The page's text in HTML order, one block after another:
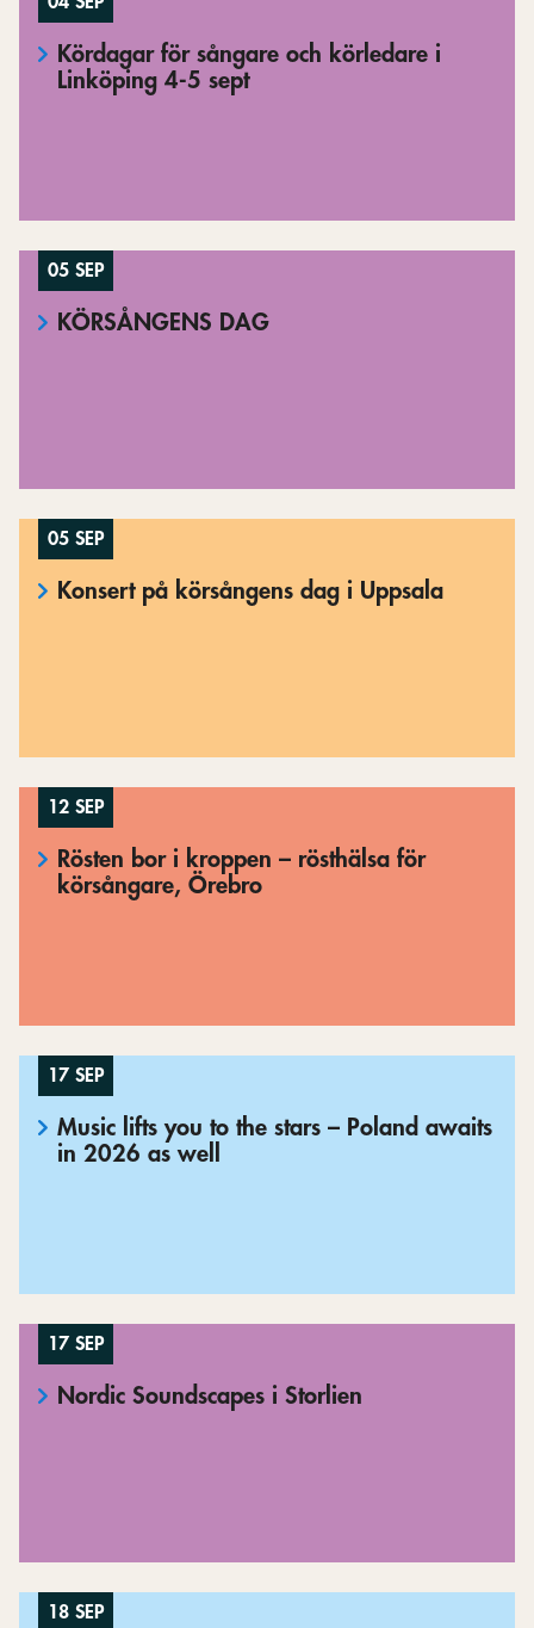
Kördagar för sångare och körledare i
Linköping 4-5 sept
05 SEP
KÖRSÅNGENS DAG
05 SEP
Konsert på körsångens dag i Uppsala
12 SEP
Rösten bor i kroppen – rösthälsa för
körsångare, Örebro
17 SEP
Music lifts you to the stars – Poland awaits
in 2026 as well
17 SEP
Nordic Soundscapes i Storlien
18 SEP